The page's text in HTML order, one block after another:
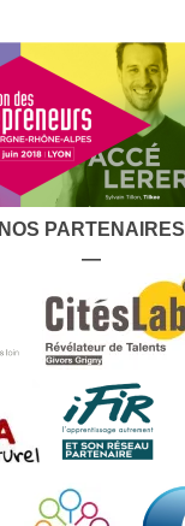
NOS PARTENAIRES
—